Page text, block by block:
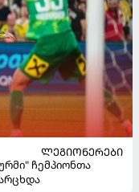
ᲚᲔᲒᲘᲝᲜᲔᲠᲔᲑᲘ
ჩემპიონთა